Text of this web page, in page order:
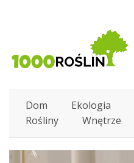
Dom Ekologia
Rośliny
Wnętrze